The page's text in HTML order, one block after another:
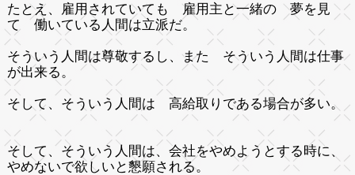
たとえ、雇用されていても 雇用主と一緒の 夢を見
て 働いている人間は立派だ。
そういう人間は尊敬するし、また そういう人間は仕事
が出来る。
そして、そういう人間は 高給取りである場合が多い。
そして、そういう人間は、会社をやめようとする時に、
やめないで欲しいと懇願される。